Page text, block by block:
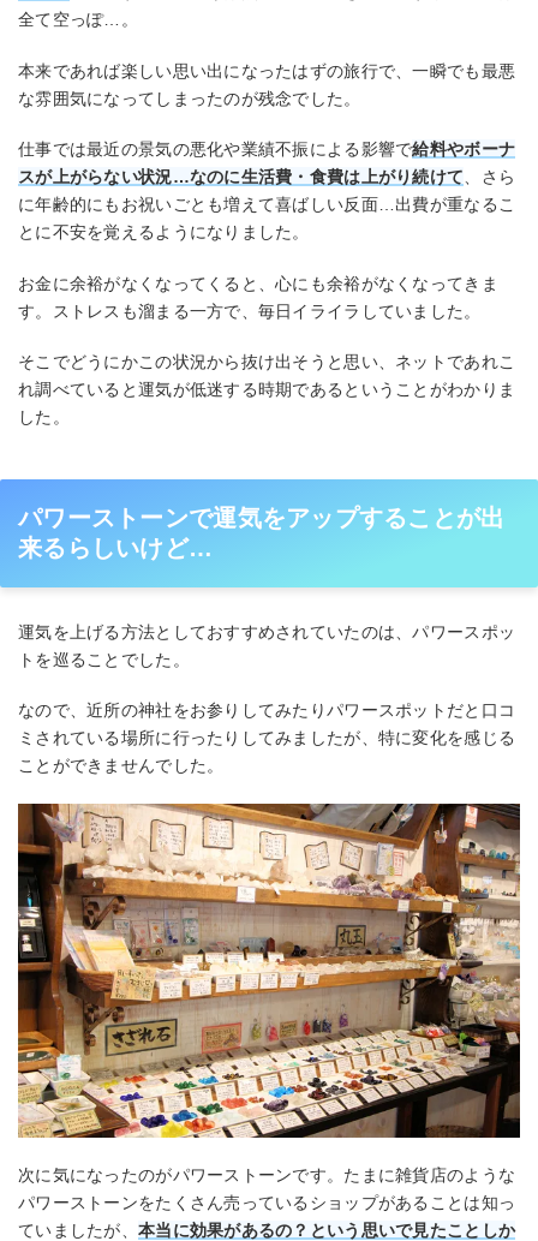
全て空っぽ…。
本来であれば楽しい思い出になったはずの旅行で、一瞬でも最悪
な雰囲気になってしまったのが残念でした。
仕事では最近の景気の悪化や業績不振による影響で給料やボーナ
スが上がらない状況…なのに生活費・食費は上がり続けて、さら
に年齢的にもお祝いごとも増えて喜ばしい反面…出費が重なるこ
とに不安を覚えるようになりました。
お金に余裕がなくなってくると、心にも余裕がなくなってきま
す。ストレスも溜まる一方で、毎日イライラしていました。
そこでどうにかこの状況から抜け出そうと思い、ネットであれこ
れ調べていると運気が低迷する時期であるということがわかりま
した。
パワーストーンで運気をアップすることが出
来るらしいけど…
運気を上げる方法としておすすめされていたのは、パワースポッ
トを巡ることでした。
なので、近所の神社をお参りしてみたりパワースポットだと口コ
ミされている場所に行ったりしてみましたが、特に変化を感じる
ことができませんでした。
次に気になったのがパワーストーンです。たまに雑貨店のような
パワーストーンをたくさん売っているショップがあることは知っ
ていましたが、 本当に効果があるの？という思いで見たことしか